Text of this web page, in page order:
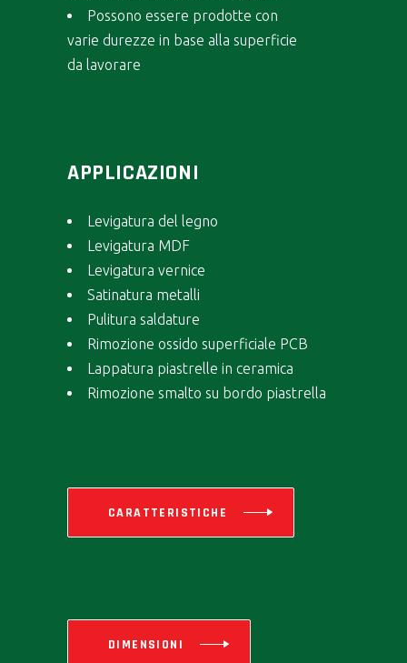
Possono essere prodotte con
varie durezze in base alla superficie
da lavorare
APPLICAZIONI
Levigatura del legno
Levigatura MDF
Levigatura vernice
Satinatura metalli
Pulitura saldature
Rimozione ossido superficiale PCB
Lappatura piastrelle in ceramica
Rimozione smalto su bordo piastrella
CARATTERISTICHE
DIMENSIONI